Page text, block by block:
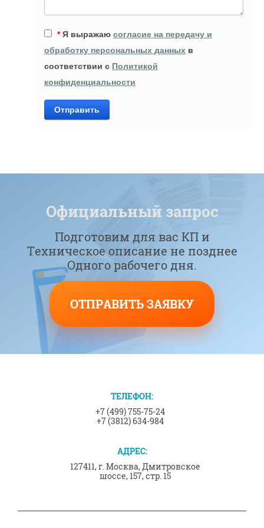
*Я выражаю согласие на передачу и
обработку персональных данных в
соответствии с Политикой
конфиденциальности
Отправить
Официальный запрос
Подготовим для вас КП и
Техническое описание не позднее
Одного рабочего дня.
ОТПРАВИТЬ ЗАЯВКУ
ТЕЛЕФОН:
+7 (499) 755-75-24
+7 (3812) 634-984
АДРЕС:
127411, г. Москва, Дмитровское
шоссе, 157, стр. 15